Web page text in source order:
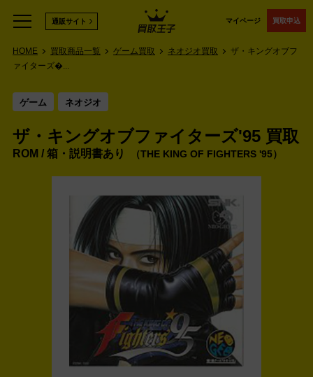
マイページ 買取申込
通販サイト
HOME 買取商品一覧 ゲーム買取 ネオジオ買取
ザ・キングオブフ
ァイターズ�...
ゲーム ネオジオ
ザ・キングオブファイターズ'95 買取
ROM / 箱・説明書あり THE KING OF FIGHTERS '95